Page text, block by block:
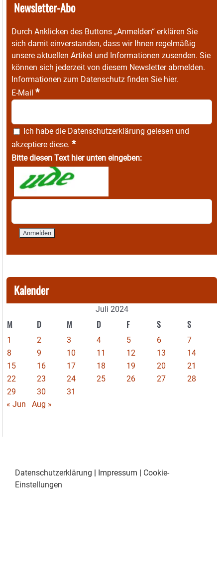
Newsletter-Abo
Durch Anklicken des Buttons „Anmelden“ erklären Sie
sich damit einverstanden, dass wir Ihnen regelmäßig
unsere aktuellen Artikel und Informationen zusenden. Sie
können sich jederzeit von diesem Newsletter abmelden.
Informationen zum Datenschutz finden Sie hier.
E-Mail *
Ich habe die Datenschutzerklärung gelesen und
akzeptiere diese. *
Bitte diesen Text hier unten eingeben:
Kalender
Juli 2024
M D M D F S S
1 2 3 4 5 6
7
8
9 10 11 12 13
14
15
16 17 18 19 20
21
22
23 24 25 26 27
28
29
30
31
« Jun
Aug »
Datenschutzerklärung | Impressum | Cookie-
Einstellungen